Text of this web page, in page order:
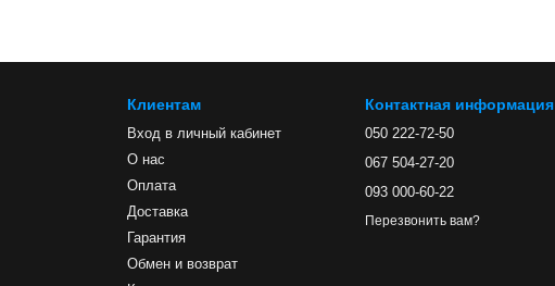
Клиентам
Вход в личный кабинет
О нас
Оплата
Доставка
Гарантия
Обмен и возврат
Контактная информация
050 222-72-50
067 504-27-20
093 000-60-22
Перезвонить вам?